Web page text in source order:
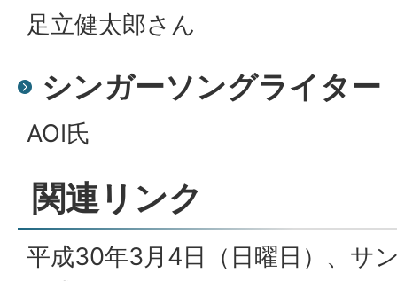
足立健太郎さん
シンガーソングライター
AOI氏
関連リンク
平成30年3月4日（日曜日）、サ